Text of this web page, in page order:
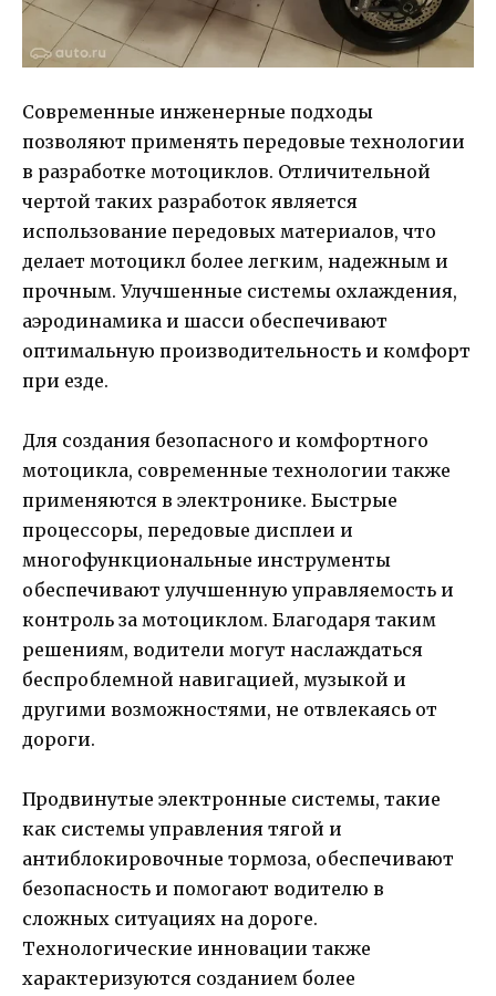
Современные инженерные подходы
позволяют применять передовые технологии
в разработке мотоциклов. Отличительной
чертой таких разработок является
использование передовых материалов, что
делает мотоцикл более легким, надежным и
прочным. Улучшенные системы охлаждения,
аэродинамика и шасси обеспечивают
оптимальную производительность и комфорт
при езде.
Для создания безопасного и комфортного
мотоцикла, современные технологии также
применяются в электронике. Быстрые
процессоры, передовые дисплеи и
многофункциональные инструменты
обеспечивают улучшенную управляемость и
контроль за мотоциклом. Благодаря таким
решениям, водители могут наслаждаться
беспроблемной навигацией, музыкой и
другими возможностями, не отвлекаясь от
дороги.
Продвинутые электронные системы, такие
как системы управления тягой и
антиблокировочные тормоза, обеспечивают
безопасность и помогают водителю в
сложных ситуациях на дороге.
Технологические инновации также
характеризуются созданием более